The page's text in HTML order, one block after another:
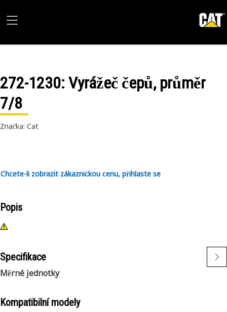
272-1230: Vyrážeč čepů, průměr
7/8
Značka: Cat
Chcete-li zobrazit zákaznickou cenu, přihlaste se
Popis
Specifikace
Měrné jednotky
Kompatibilní modely